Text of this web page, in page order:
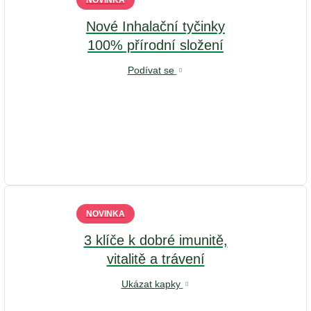
Nové Inhalační tyčinky
100% přírodní složení
Podívat se
NOVINKA
3 klíče k dobré imunitě,
vitalitě a trávení
Ukázat kapky